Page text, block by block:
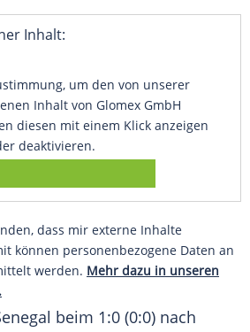
Inhalt:
um den von unserer
Inhalt von Glomex GmbH
diesen mit einem Klick anzeigen
deaktivieren.
dass mir externe Inhalte
können personenbezogene Daten an
werden. Mehr dazu in unseren
beim 1:0 (0:0) nach